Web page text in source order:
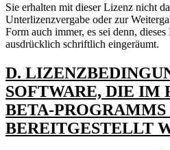
Sie erhalten mit dieser Lizenz nicht
Unterlizenzvergabe oder zur
Form auch immer, es sei denn,
ausdrücklich schriftlich eingeräumt.
D.
SOFTWARE, DIE IM
BETA-PROGRAMMS
BEREITGESTELLT